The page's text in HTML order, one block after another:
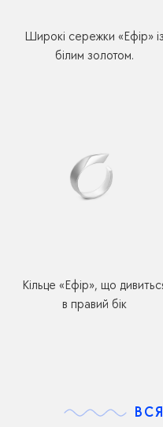
Широкі сережки «Ефір» із
білим золотом.
Кільце «Ефір», що
в правий бік